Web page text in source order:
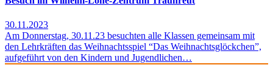
30.11.2023
Am Donnerstag, 30.11.23 besuchten alle Klassen gemeinsam mit
den Lehrkräften das Weihnachtsspiel “Das Weihnachtsglöckchen”,
aufgeführt von den Kindern und Jugendlichen…